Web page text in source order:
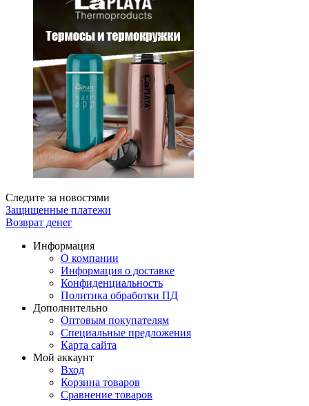
Следите за новостями
Защищенные платежи
Возврат денег
Информация
О компании
Информация о доставке
Конфиденциальность
Политика обработки ПД
Дополнительно
Оптовым покупателям
Специальные предложения
Карта сайта
Мой аккаунт
Вход
Корзина товаров
Сравнение товаров